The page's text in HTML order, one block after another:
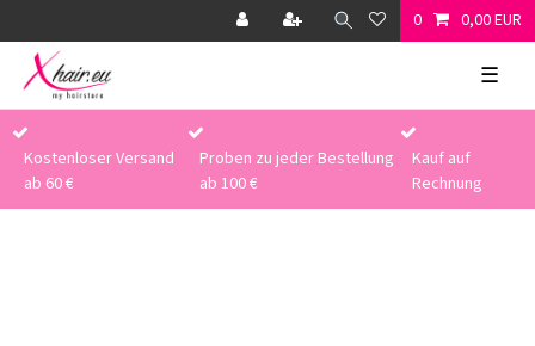
0 0,00 EUR
☰
Kostenloser Versand
ab 60 €
Proben zu jeder Bestellung
ab 100 €
Kauf auf
Rechnung